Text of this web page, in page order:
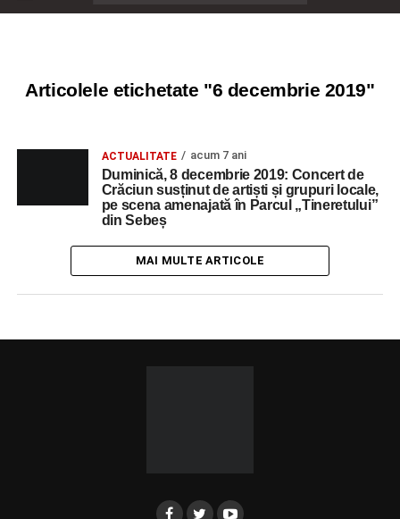
Articolele etichetate "6 decembrie 2019"
ACTUALITATE acum 7 ani
Duminică, 8 decembrie 2019: Concert de
Crăciun susținut de artiști și grupuri locale,
pe scena amenajată în Parcul „Tineretului”
din Sebeș
MAI MULTE ARTICOLE